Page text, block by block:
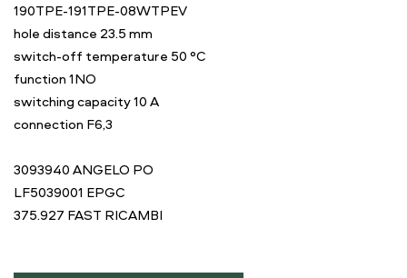
190TPE-191TPE-08WTPEV
hole distance 23.5 mm
switch-off temperature 50 °C
function 1NO
switching capacity 10 A
connection F6,3
3093940 ANGELO PO
LF5039001 EPGC
375.927 FAST RICAMBI